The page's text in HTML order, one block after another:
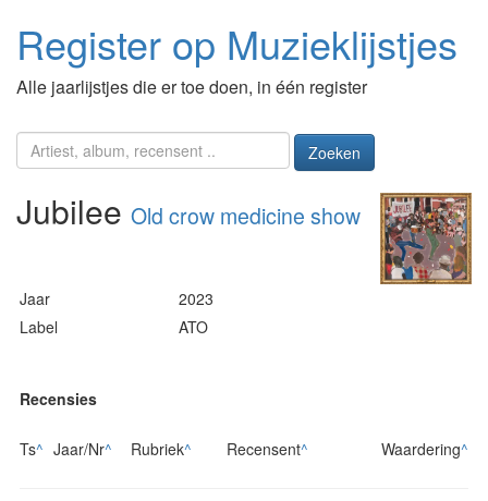
Register op Muzieklijstjes
Alle jaarlijstjes die er toe doen, in één register
Zoeken
Jubilee Old crow medicine show
Jaar
2023
Label
ATO
Recensies
Ts^ Jaar/Nr^ Rubriek^ Recensent^ Waardering^